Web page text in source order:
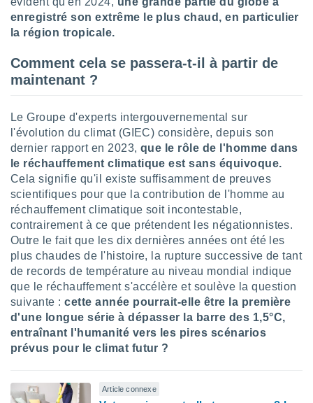
enregistré son extrême le plus chaud, en particulier
la région tropicale.
Comment cela se passera-t-il à partir de
maintenant ?
Le Groupe d'experts intergouvernemental sur
l'évolution du climat (GIEC) considère, depuis son
dernier rapport en 2023, que le rôle de l'homme dans
le réchauffement climatique est sans équivoque.
Cela signifie qu'il existe suffisamment de preuves
scientifiques pour que la contribution de l'homme au
réchauffement climatique soit incontestable,
contrairement à ce que prétendent les négationnistes.
Outre le fait que les dix dernières années ont été les
plus chaudes de l'histoire, la rupture successive de tant
de records de température au niveau mondial indique
que le réchauffement s'accélère et soulève la question
suivante :cette année pourrait-elle être la première
d'une longue série à dépasser la barre des 1,5°C,
entraînant l'humanité vers les pires scénarios
prévus pour le climat futur ?
Article connexe